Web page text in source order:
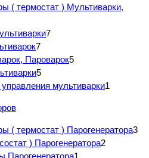
( термостат ) Мультиварки,
7
7
Пароварок5
5
мультиварки1
( термостат ) Парогенератора3
) Парогенератора2